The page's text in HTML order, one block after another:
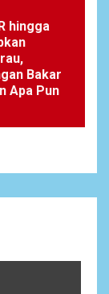
Minta
hingga
Bakar
Apa Pun